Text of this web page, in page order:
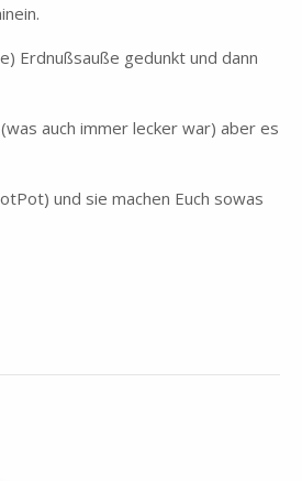
Erdnußsauße gedunkt und dann
auch immer lecker war) aber es
und sie machen Euch sowas